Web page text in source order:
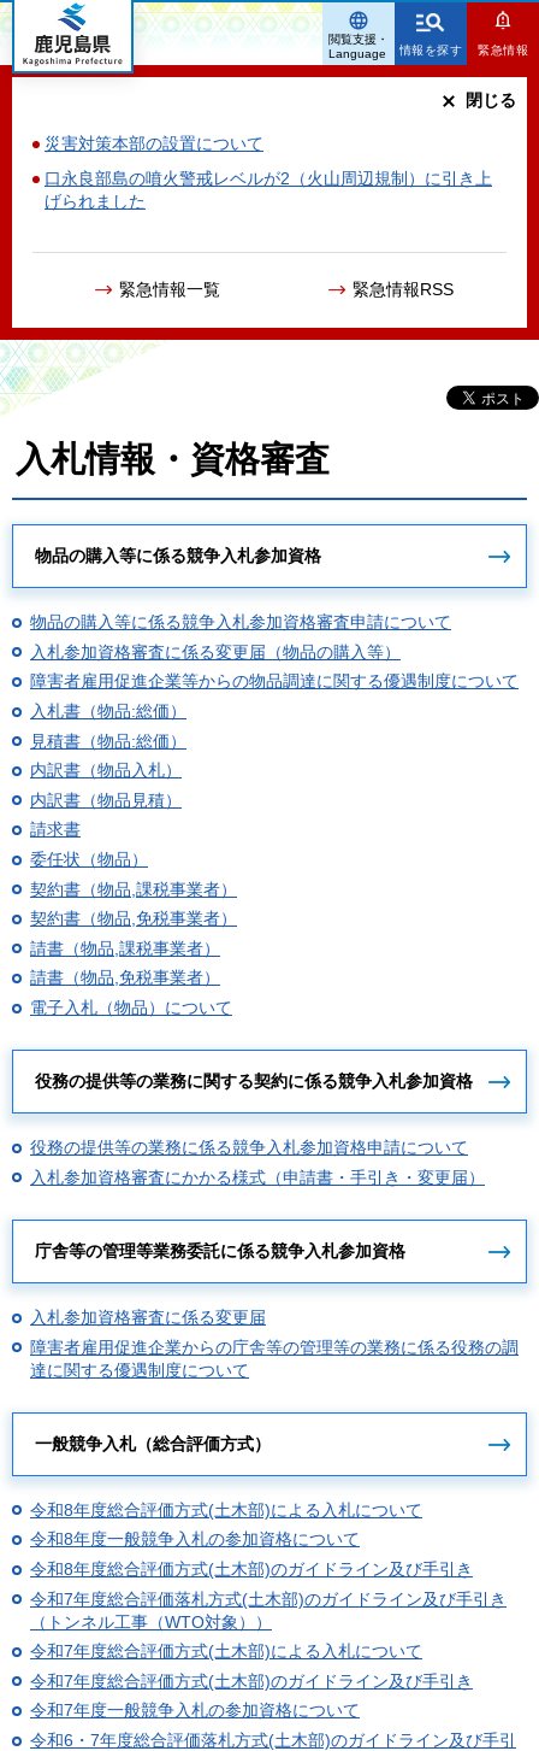
鹿児島県
情報を探す 緊急情報
災害対策本部の設置について
口永良部島の噴火警戒レベルが2（火山周辺規制）に引き上
げられました
緊急情報一覧 緊急情報RSS
閉じる
閲覧支援・
Language
入札情報・資格審査
物品の購入等に係る競争入札参加資格
物品の購入等に係る競争入札参加資格審査申請について
入札参加資格審査に係る変更届（物品の購入等）
障害者雇用促進企業等からの物品調達に関する優遇制度について
入札書（物品:総価）
見積書（物品:総価）
内訳書（物品入札）
内訳書（物品見積）
請求書
委任状（物品）
契約書（物品,課税事業者）
契約書（物品,免税事業者）
請書（物品,課税事業者）
請書（物品,免税事業者）
電子入札（物品）について
役務の提供等の業務に関する契約に係る競争入札参加資格
役務の提供等の業務に係る競争入札参加資格申請について
入札参加資格審査にかかる様式（申請書・手引き・変更届）
庁舎等の管理等業務委託に係る競争入札参加資格
入札参加資格審査に係る変更届
障害者雇用促進企業からの庁舎等の管理等の業務に係る役務の調
達に関する優遇制度について
一般競争入札（総合評価方式）
令和8年度総合評価方式(土木部)による入札について
令和8年度一般競争入札の参加資格について
令和8年度総合評価方式(土木部)のガイドライン及び手引き
令和7年度総合評価落札方式(土木部)のガイドライン及び手引き
（トンネル工事（WTO対象））
令和7年度総合評価方式(土木部)による入札について
令和7年度総合評価方式(土木部)のガイドライン及び手引き
令和7年度一般競争入札の参加資格について
令和6・7年度総合評価落札方式(土木部)のガイドライン及び手引